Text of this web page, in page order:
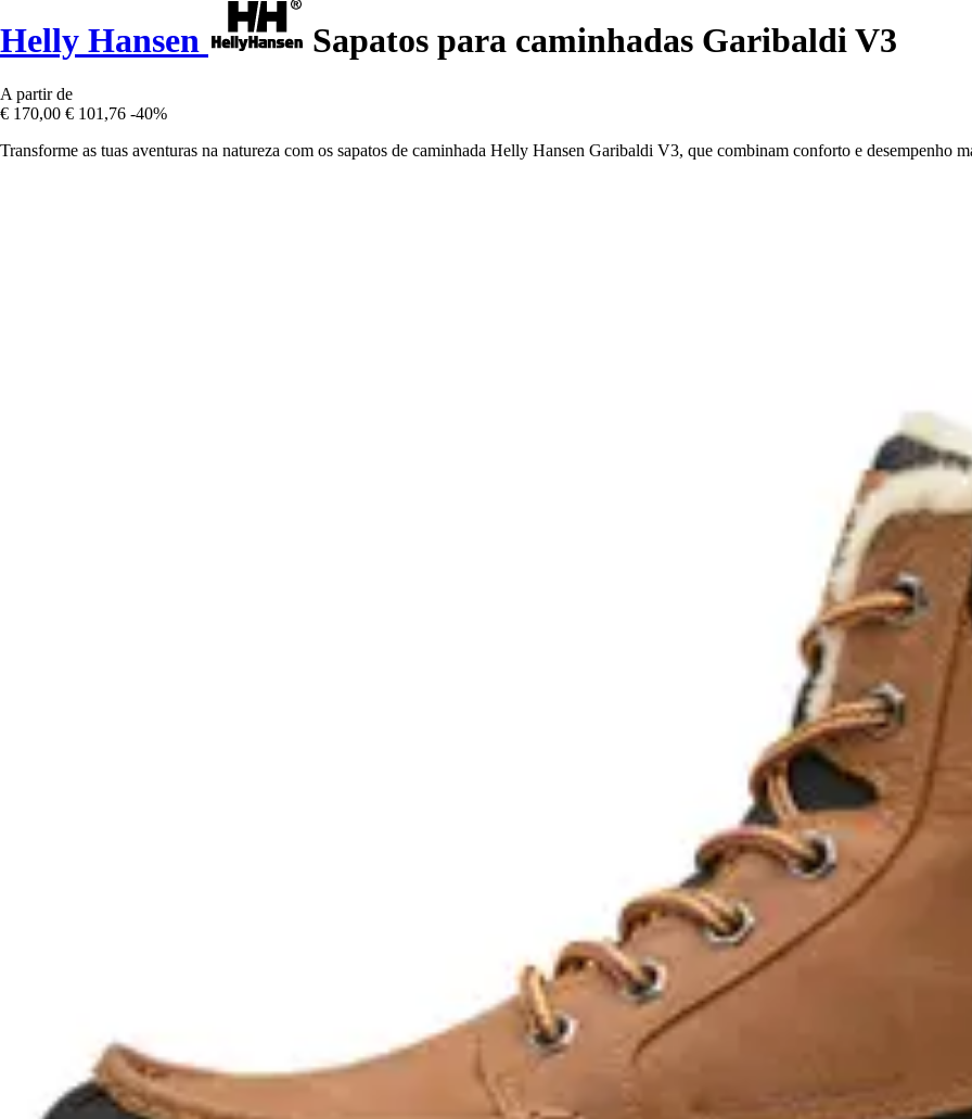
Helly Hansen Sapatos para caminhadas Garibaldi V3
A partir de
€ 170,00 € 101,76 -40%
Transforme as tuas aventuras na natureza com os sapatos de caminhada Helly Hansen Garibaldi V3, que combinam conforto e desempenho